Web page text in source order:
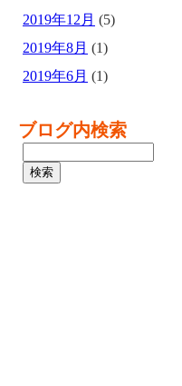
2019年12月 (5)
2019年8月 (1)
2019年6月 (1)
ブログ内検索